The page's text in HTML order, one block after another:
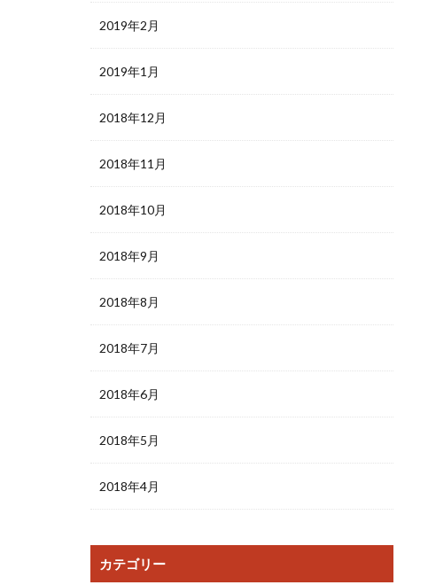
2019年2月
2019年1月
2018年12月
2018年11月
2018年10月
2018年9月
2018年8月
2018年7月
2018年6月
2018年5月
2018年4月
カテゴリー